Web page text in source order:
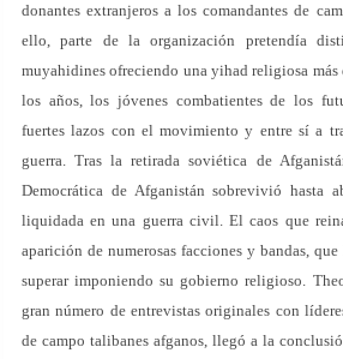
donantes extranjeros a los comandantes de
ello, parte de la organización pretendía
muyahidines ofreciendo una yihad religiosa
los años, los jóvenes combatientes de los
fuertes lazos con el movimiento y entre sí a
guerra. Tras la retirada soviética de
Democrática de Afganistán sobrevivió hasta
liquidada en una guerra civil. El caos que
aparición de numerosas facciones y bandas,
superar imponiendo su gobierno religioso.
gran número de entrevistas originales con
de campo talibanes afganos, llegó a la